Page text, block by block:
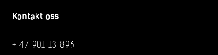
Kontakt oss
+ 47 901 13 896